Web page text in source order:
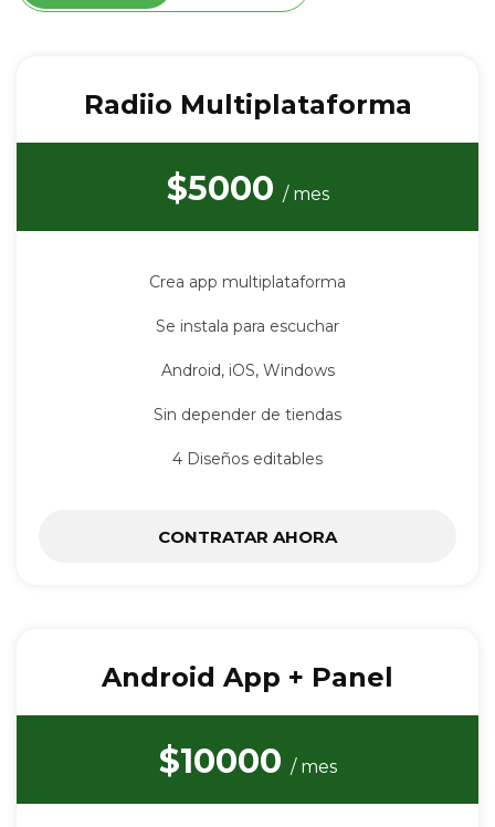
Radiio Multiplataforma
$5000 / mes
Crea app multiplataforma
Se instala para escuchar
Android, iOS, Windows
Sin depender de tiendas
4 Diseños editables
CONTRATAR AHORA
Android App + Panel
$10000 / mes